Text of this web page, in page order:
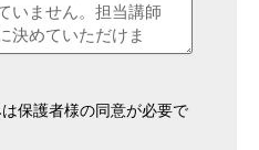
保護者様の同意が必要で